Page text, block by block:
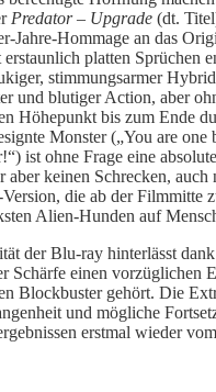
Predator – Upgrade (dt.
Jahre-Hommage an das
platten Sprüchen
stimmungsarmer
und blutiger Action, aber
Höhepunkt bis zum Ende
Monster („You are one
ist ohne Frage eine
aber keinen Schrecken,
die ab der Filmmitte
Alien-Hunden auf
der Blu-ray hinterlässt
Schärfe einen vorzüglichen
Blockbuster gehört. Die
und mögliche
erstmal wieder